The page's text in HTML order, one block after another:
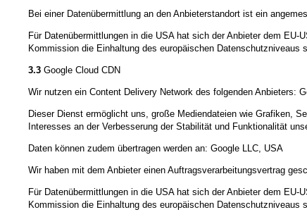
Bei einer Datenübermittlung an den Anbieterstandort ist ein
Für Datenübermittlungen in die USA hat sich der Anbieter dem
Kommission die Einhaltung des europäischen Datenschutzniveaus
3.3 Google Cloud CDN
Wir nutzen ein Content Delivery Network des folgenden Anbieters:
Dieser Dienst ermöglicht uns, große Mediendateien wie Grafiken,
Interesses an der Verbesserung der Stabilität und Funktionalität
Daten können zudem übertragen werden an: Google LLC, USA
Wir haben mit dem Anbieter einen Auftragsverarbeitungsvertrag
Für Datenübermittlungen in die USA hat sich der Anbieter dem
Kommission die Einhaltung des europäischen Datenschutzniveaus